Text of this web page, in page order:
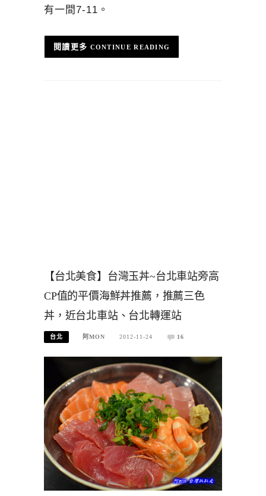
有一間7-11。
CONTINUE READING
【台北美食】台灣玉丼~台北車站旁高
CP值的平價海鮮丼推薦，推薦三色
丼，近台北車站、台北轉運站
台北 阿MON 2012-11-24 16